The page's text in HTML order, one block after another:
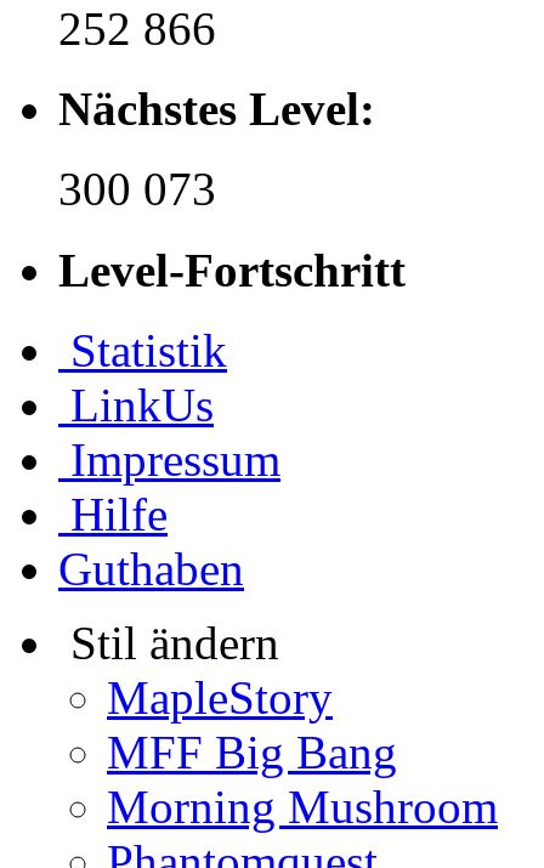
252 866
Nächstes Level:
300 073
Level-Fortschritt
Statistik
LinkUs
Impressum
Hilfe
Guthaben
Stil ändern
MapleStory
MFF Big Bang
Morning Mushroom